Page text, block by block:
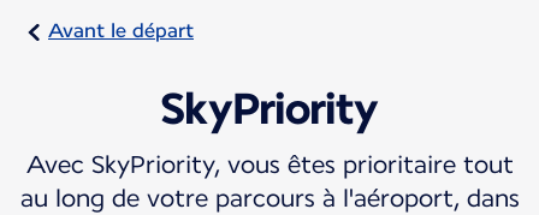
Avant le départ
SkyPriority
Avec SkyPriority, vous êtes prioritaire tout
au long de votre parcours à l'aéroport, dans